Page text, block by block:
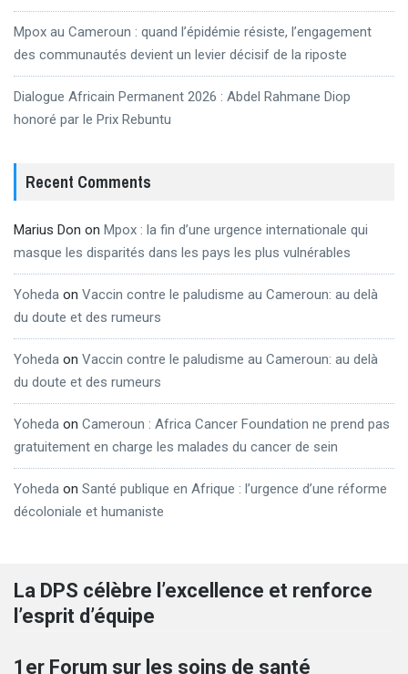
Mpox au Cameroun : quand l’épidémie résiste, l’engagement
des communautés devient un levier décisif de la riposte
Dialogue Africain Permanent 2026 : Abdel Rahmane Diop
honoré par le Prix Rebuntu
Recent Comments
Marius Don on Mpox : la fin d’une urgence internationale qui
masque les disparités dans les pays les plus vulnérables
Yoheda on Vaccin contre le paludisme au Cameroun: au delà
du doute et des rumeurs
Yoheda on Vaccin contre le paludisme au Cameroun: au delà
du doute et des rumeurs
Yoheda on Cameroun : Africa Cancer Foundation ne prend pas
gratuitement en charge les malades du cancer de sein
Yoheda on Santé publique en Afrique : l’urgence d’une réforme
décoloniale et humaniste
La DPS célèbre l’excellence et renforce
l’esprit d’équipe
1er Forum sur les soins de santé